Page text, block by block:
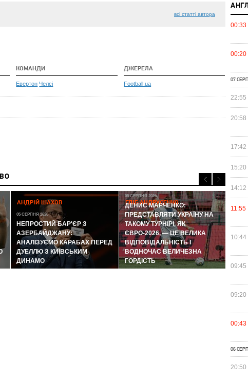
всі статті автора
КОМАНДИ
Евертон Челсі
ДЖЕРЕЛА
Football.ua
АНДРІЙ ШАХОВ
05 СЕРПНЯ 2026
НЕПРОСТИЙ БАР'ЄР З
АЗЕРБАЙДЖАНУ:
АНАЛІЗУЄМО КАРАБАХ ПЕРЕД
ДУЕЛЛЮ З КИЇВСЬКИМ
ДИНАМО
ГЛІБ АНДРУСЕНКО
05 СЕРПНЯ 2026
ДЕНИС МАРЧЕНКО:
ПРЕДСТАВЛЯТИ УКРАЇНУ НА
ТАКОМУ ТУРНІРІ, ЯК
ЄВРО-2026, — ЦЕ ВЕЛИКА
ВІДПОВІДАЛЬНІСТЬ І
ВОДНОЧАС ВЕЛИЧЕЗНА
ГОРДІСТЬ
04
00:33
00:20
07
22:55
20:58
17:42
15:20
14:12
11:55
10:44
09:45
09:20
00:43
06
20:50